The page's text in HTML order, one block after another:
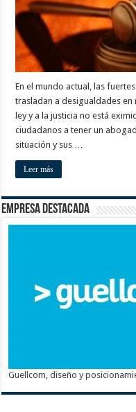
En el mundo actual, las
trasladan a desigualdades en
ley y a la justicia no está
ciudadanos a tener un
situación y sus …
Leer más
Empresa destacada
Guellcom, diseño y